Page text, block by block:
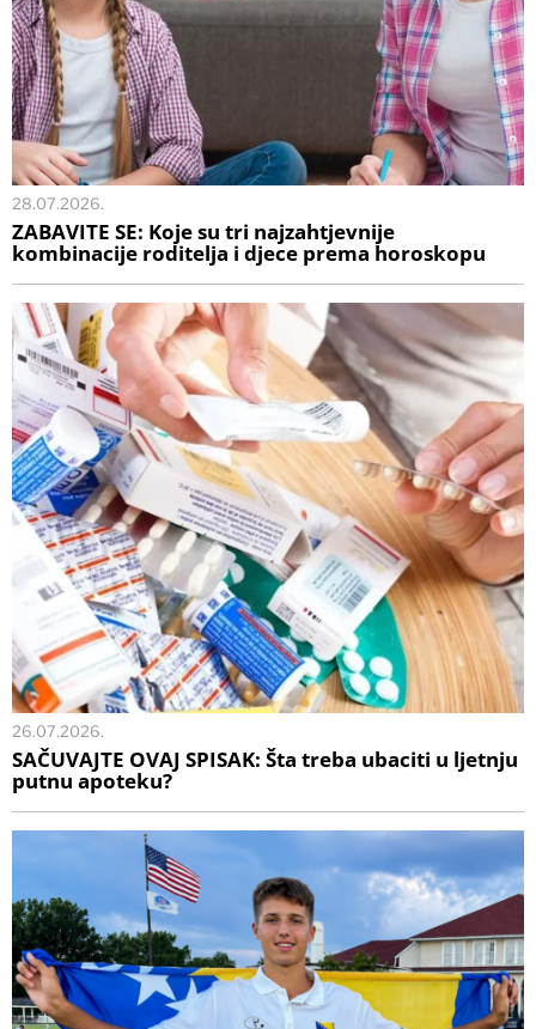
28.07.2026.
ZABAVITE SE: Koje su tri najzahtjevnije
kombinacije roditelja i djece prema horoskopu
26.07.2026.
SAČUVAJTE OVAJ SPISAK: Šta treba ubaciti u ljetnju
putnu apoteku?